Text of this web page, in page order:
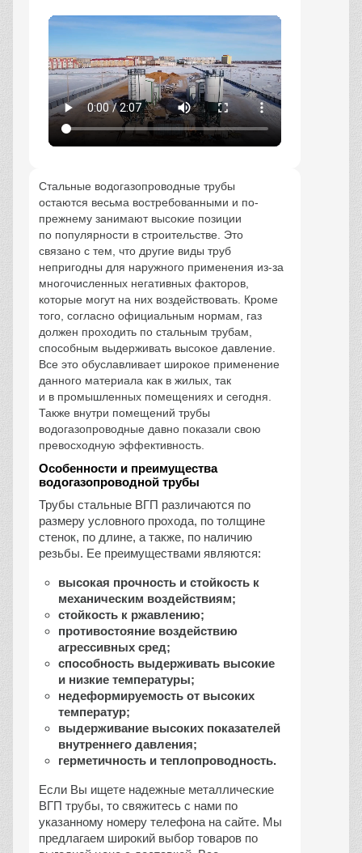
Стальные водогазопроводные трубы
остаются весьма востребованными и по-
прежнему занимают высокие позиции
по популярности в строительстве. Это
связано с тем, что другие виды труб
непригодны для наружного применения из-за
многочисленных негативных факторов,
которые могут на них воздействовать. Кроме
того, согласно официальным нормам, газ
должен проходить по стальным трубам,
способным выдерживать высокое давление.
Все это обуславливает широкое применение
данного материала как в жилых, так
и в промышленных помещениях и сегодня.
Также внутри помещений трубы
водогазопроводные давно показали свою
превосходную эффективность.
Особенности и преимущества
водогазопроводной трубы
Трубы стальные ВГП различаются по
размеру условного прохода, по толщине
стенок, по длине, а также, по наличию
резьбы. Ее преимуществами являются:
высокая прочность и стойкость к
механическим воздействиям;
стойкость к ржавлению;
противостояние воздействию
агрессивных сред;
способность выдерживать высокие
и низкие температуры;
недеформируемость от высоких
температур;
выдерживание высоких показателей
внутреннего давления;
герметичность и теплопроводность.
Если Вы ищете надежные металлические
ВГП трубы, то свяжитесь с нами по
указанному номеру телефона на сайте. Мы
предлагаем широкий выбор товаров по